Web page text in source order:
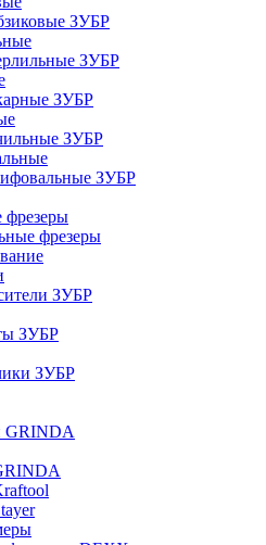
ЗУБР
ЗУБР
ЗУБР
ЗУБР
ЗУБР
фрезеры
фрезеры
ЗУБР
ЗУБР
ЗУБР
GRINDA